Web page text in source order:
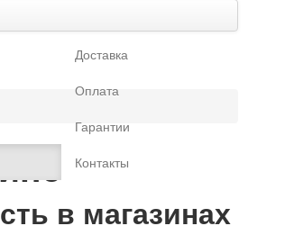
Доставка
Оплата
Гарантии
Контакты
в магазинах